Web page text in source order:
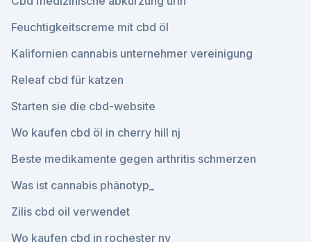
Feuchtigkeitscreme mit cbd öl
Kalifornien cannabis unternehmer vereinigung
Releaf cbd für katzen
Starten sie die cbd-website
Wo kaufen cbd öl in cherry hill nj
Beste medikamente gegen arthritis schmerzen
Was ist cannabis phänotyp_
Zilis cbd oil verwendet
Wo kaufen cbd in rochester ny